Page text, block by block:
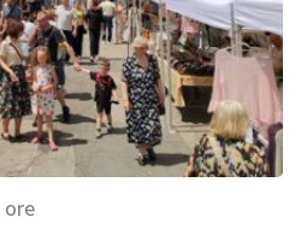
ore